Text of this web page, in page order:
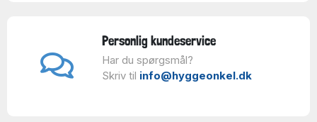
Personlig kundeservice
Har du spørgsmål?
Skriv til info@hyggeonkel.dk